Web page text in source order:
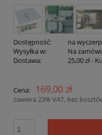
Dostępność:
na
Wysyłka w:
Na
Dostawa:
25,00 zł-
Cena nie zawiera
Cena: 169,00 zł
zawiera 23% VAT, bez